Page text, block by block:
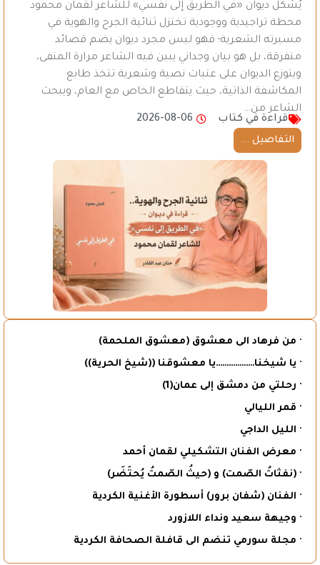
يُشكل ديوان «في الطريق إلى نفسي» للشاعر لقمان محمود
محطة تراجيدية ووجودية تختزل ثنائية الجرح والهوية في
مسيرته الشعرية؛ فهو ليس مجرد ديوان يضم قصائد
متفرقة، بل هو بيان وجداني يبين فيه الشاعر مرارة المنفى،
ويتوزع الديوان على عتبات نصية وشعرية تتخذ طابع
المكاشفة الذاتية، حيث يتقاطع الخاص مع العام، ويبحث
الشاعر من…
قراءة في كتاب
2026-08-06
التفاصيل ...
· من فرهاد الى معشوق (معشوق الملحمة)
· يا شيخنا………………يا معشوقنا ((شيخ الحرية))
· رحلتي من دمشق إلى عمان(1)
· قمر الليالي
· الليل الداجي
· معرض الفنان التشكيلي لقمان أحمد
· (نفثاتُ الصّمت) و (حيثُ الصّمتُ يُحتَضَر)
· الفنان (شفان برور) أسطورة الأغنية الكردية
· وجيهة سعيد ونداء اللازورد
· مجلة سورمي تنضم الى قافلة الصحافة الكردية